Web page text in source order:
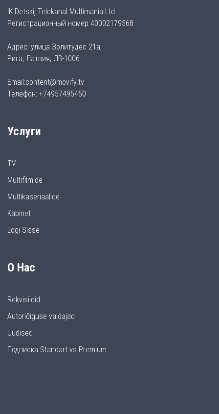
IK Detskij Telekanal Multimania Ltd
Регистрационный номер 40002179568
Адрес: улица Золитудес 21а,
Рига, Латвия, ЛВ-1006.
Email:content@movify.tv
Телефон: +74957495450
Услуги
TV
Multifilmide
Multikaseriaalide
Kabinet
Logi Sisse
О Нас
Rekvisiidid
Autoriõiguse valdajad
Uudised
Подписка Standart vs Premium